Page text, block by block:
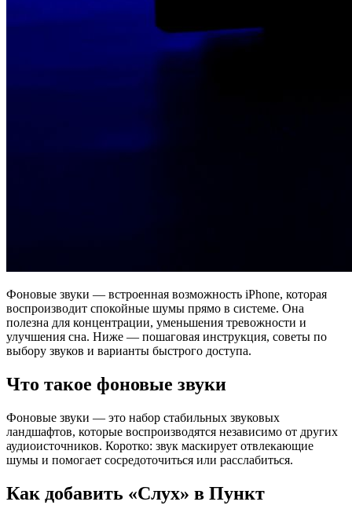
Фоновые звуки — встроенная возможность iPhone, которая
воспроизводит спокойные шумы прямо в системе. Она
полезна для концентрации, уменьшения тревожности и
улучшения сна. Ниже — пошаговая инструкция, советы по
выбору звуков и варианты быстрого доступа.
Что такое фоновые звуки
Фоновые звуки — это набор стабильных звуковых
ландшафтов, которые воспроизводятся независимо от других
аудиоисточников. Коротко: звук маскирует отвлекающие
шумы и помогает сосредоточиться или расслабиться.
Как добавить «Слух» в Пункт